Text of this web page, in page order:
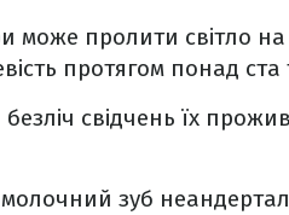
пролити світло на
протягом понад ста
свідчень їх
зуб